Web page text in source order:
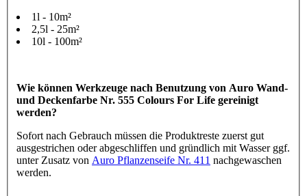
1l - 10m²
2,5l - 25m²
10l - 100m²
Wie können Werkzeuge nach Benutzung von Auro Wand-
und Deckenfarbe Nr. 555 Colours For Life gereinigt
werden?
Sofort nach Gebrauch müssen die Produktreste zuerst gut
ausgestrichen oder abgeschliffen und gründlich mit Wasser ggf.
unter Zusatz von Auro Pflanzenseife Nr. 411 nachgewaschen
werden.